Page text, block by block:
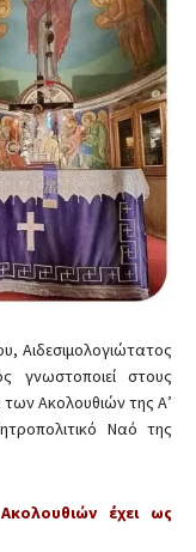
Αιδεσιμολογιώτατος
γνωστοποιεί στους
Ακολουθιών της Α’
Ναό της
έχει ως